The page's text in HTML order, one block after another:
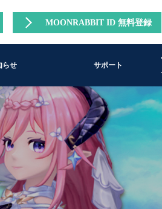
MOONRABBIT ID 無料登録
らせ サポート